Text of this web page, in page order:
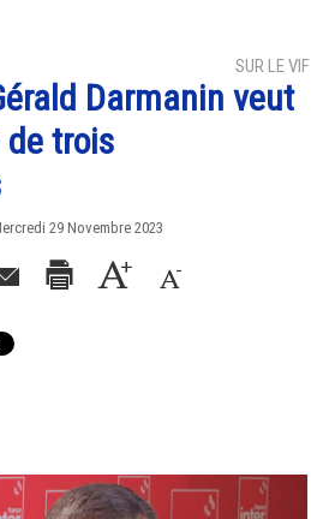
SUR LE VIF
Darmanin veut
de trois
29 Novembre 2023